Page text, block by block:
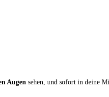
Augen sehen, und sofort in deine